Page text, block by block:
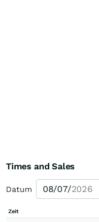
Times and Sales
Datum
Zeit